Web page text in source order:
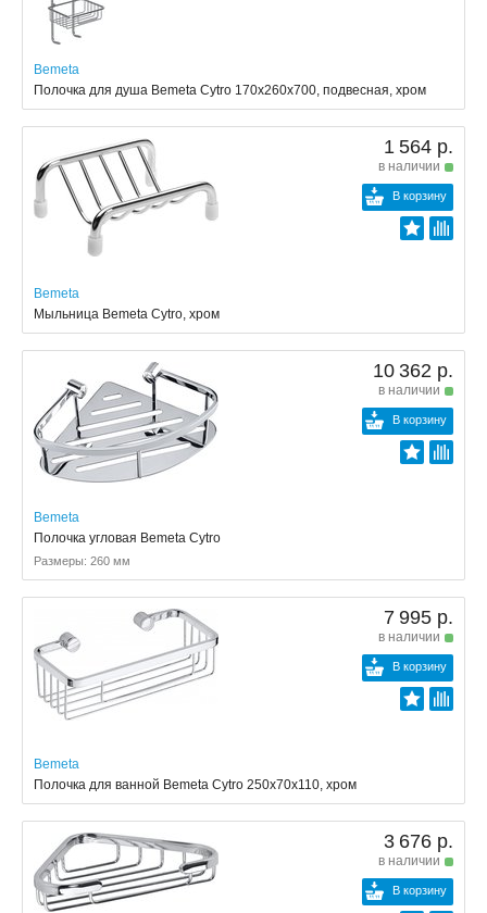
Bemeta
Полочка для душа Bemeta Cytro 170x260x700, подвесная, хром
1 564 р.
в наличии
В корзину
Bemeta
Мыльница Bemeta Cytro, хром
10 362 р.
в наличии
В корзину
Bemeta
Полочка угловая Bemeta Cytro
Размеры: 260 мм
7 995 р.
в наличии
В корзину
Bemeta
Полочка для ванной Bemeta Cytro 250x70x110, хром
3 676 р.
в наличии
В корзину